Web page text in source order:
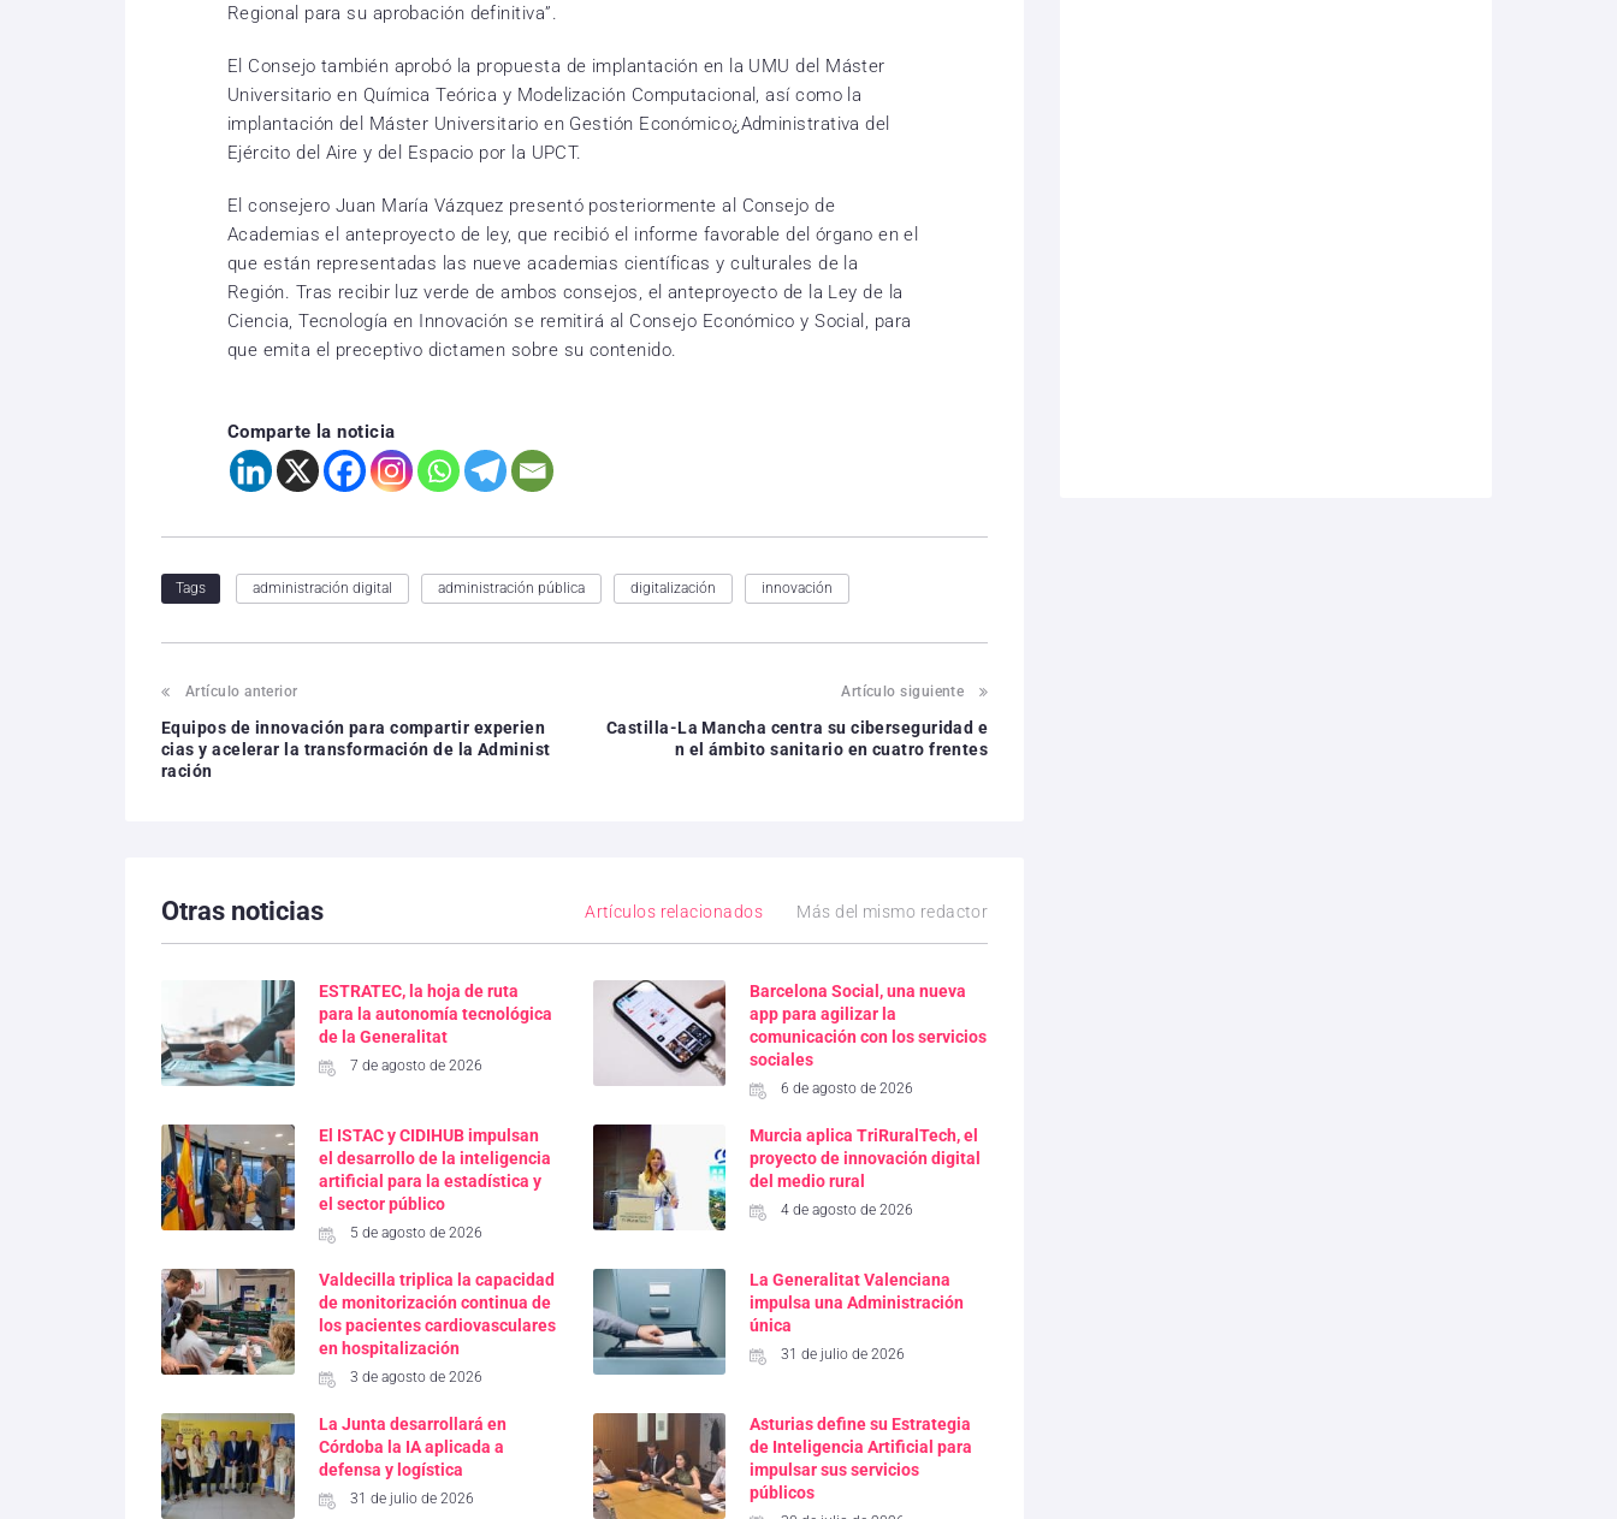
Regional para su aprobación definitiva”.
El Consejo también aprobó la propuesta de implantación en la UMU del Máster
Universitario en Química Teórica y Modelización Computacional, así como la
implantación del Máster Universitario en Gestión Económico¿Administrativa del
Ejército del Aire y del Espacio por la UPCT.
El consejero Juan María Vázquez presentó posteriormente al Consejo de
Academias el anteproyecto de ley, que recibió el informe favorable del órgano en el
que están representadas las nueve academias científicas y culturales de la
Región. Tras recibir luz verde de ambos consejos, el anteproyecto de la Ley de la
Ciencia, Tecnología en Innovación se remitirá al Consejo Económico y Social, para
que emita el preceptivo dictamen sobre su contenido.
Comparte la noticia
Tags administración digital administración pública digitalización innovación
Artículo anterior
Equipos de innovación para compartir experien
cias y acelerar la transformación de la Administ
ración
Artículo siguiente
Castilla-La Mancha centra su ciberseguridad e
n el ámbito sanitario en cuatro frentes
Otras noticias Artículos relacionados Más del mismo redactor
ESTRATEC, la hoja de ruta
para la autonomía tecnológica
de la Generalitat
7 de agosto de 2026
Barcelona Social, una nueva
app para agilizar la
comunicación con los servicios
sociales
6 de agosto de 2026
El ISTAC y CIDIHUB impulsan
el desarrollo de la inteligencia
artificial para la estadística y
el sector público
5 de agosto de 2026
Murcia aplica TriRuralTech, el
proyecto de innovación digital
del medio rural
4 de agosto de 2026
Valdecilla triplica la capacidad
de monitorización continua de
los pacientes cardiovasculares
en hospitalización
3 de agosto de 2026
La Generalitat Valenciana
impulsa una Administración
única
31 de julio de 2026
La Junta desarrollará en
Córdoba la IA aplicada a
defensa y logística
31 de julio de 2026
Asturias define su Estrategia
de Inteligencia Artificial para
impulsar sus servicios
públicos